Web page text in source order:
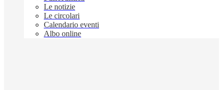
Le notizie
Le circolari
Calendario eventi
Albo online